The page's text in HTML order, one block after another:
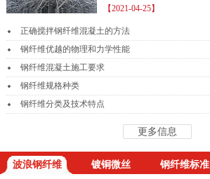
钢纤维...
【2021-04-25】
正确搅拌钢纤维混凝土的方法
钢纤维优越的物理和力学性能
钢纤维混凝土施工要求
钢纤维规格种类
钢纤维分类及技术特点
更多信息
波浪钢纤维 镀铜微丝 钢纤维标准